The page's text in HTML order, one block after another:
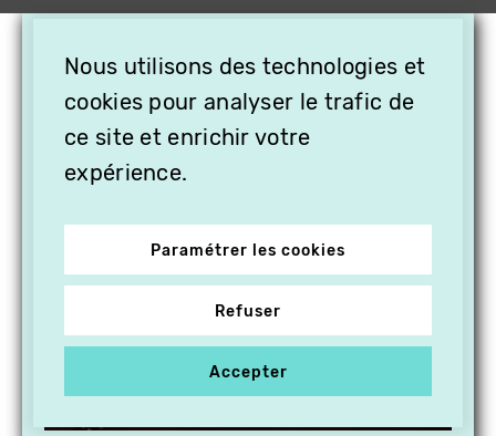
Nous utilisons des technologies et
cookies pour analyser le trafic de
ce site et enrichir votre
expérience.
Paramétrer les cookies
Refuser
Accepter
OFFREZ LA VIDÉO EN
CADEAU, ABONNEZ VOS
PROCHES À VITHÈQUE !